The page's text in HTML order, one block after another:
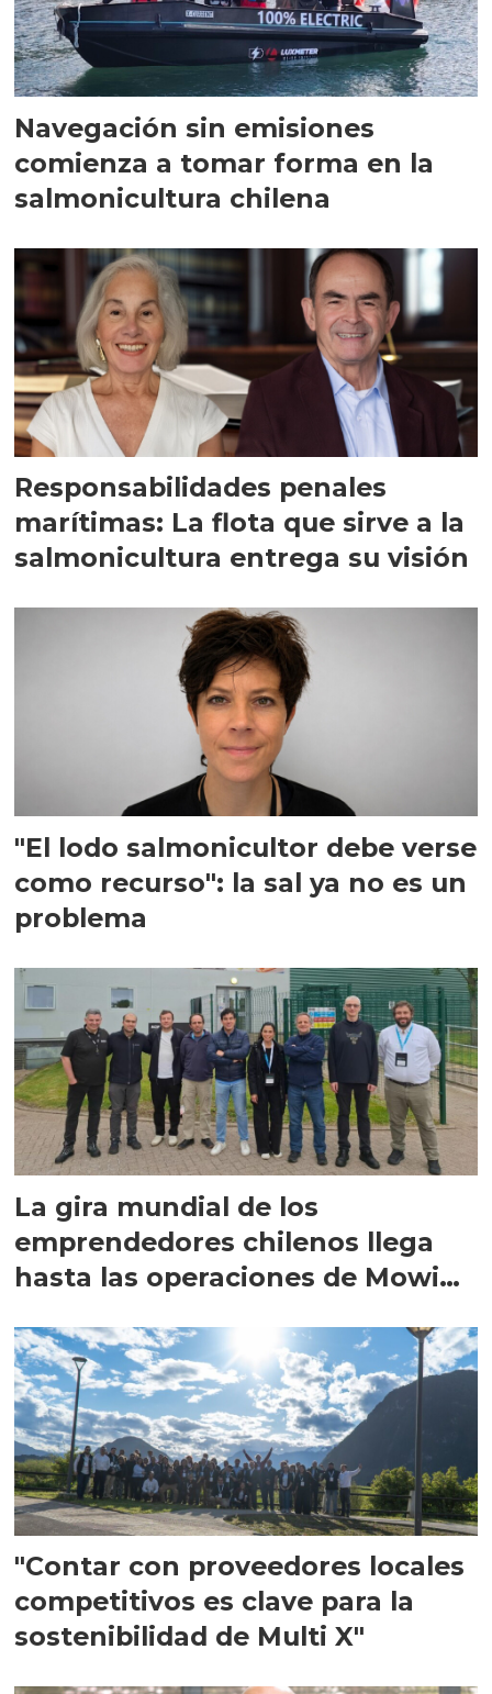
Navegación sin emisiones
comienza a tomar forma en la
salmonicultura chilena
Responsabilidades penales
marítimas: La flota que sirve a la
salmonicultura entrega su visión
"El lodo salmonicultor debe verse
como recurso": la sal ya no es un
problema
La gira mundial de los
emprendedores chilenos llega
hasta las operaciones de Mowi
"Contar con proveedores locales
competitivos es clave para la
sostenibilidad de Multi X"